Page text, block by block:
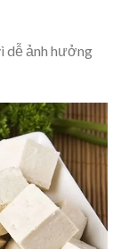
dễ ảnh hưởng